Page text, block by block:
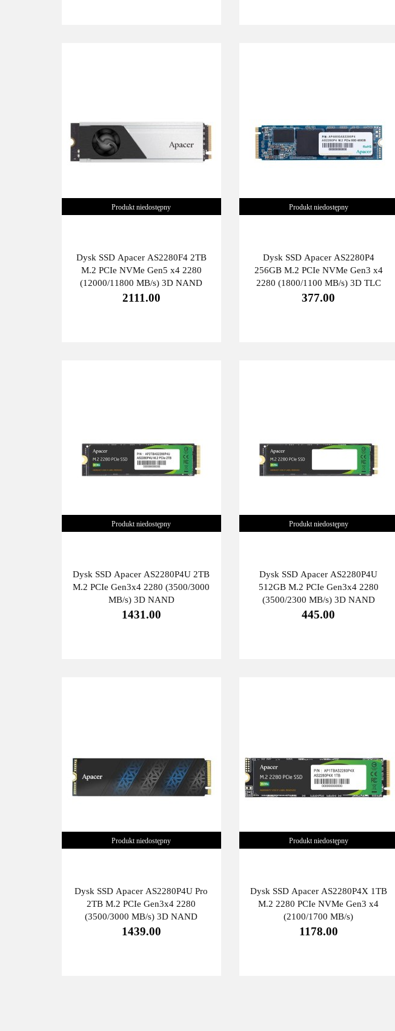
Produkt niedostępny
Dysk SSD Apacer AS2280F4 2TB
M.2 PCIe NVMe Gen5 x4 2280
(12000/11800 MB/s) 3D NAND
2111.00
Produkt niedostępny
Dysk SSD Apacer AS2280P4
256GB M.2 PCIe NVMe Gen3 x4
2280 (1800/1100 MB/s) 3D TLC
377.00
Produkt niedostępny
Dysk SSD Apacer AS2280P4U 2TB
M.2 PCIe Gen3x4 2280 (3500/3000
MB/s) 3D NAND
1431.00
Produkt niedostępny
Dysk SSD Apacer AS2280P4U
512GB M.2 PCIe Gen3x4 2280
(3500/2300 MB/s) 3D NAND
445.00
Produkt niedostępny
Dysk SSD Apacer AS2280P4U Pro
2TB M.2 PCIe Gen3x4 2280
(3500/3000 MB/s) 3D NAND
1439.00
Produkt niedostępny
Dysk SSD Apacer AS2280P4X 1TB
M.2 2280 PCIe NVMe Gen3 x4
(2100/1700 MB/s)
1178.00